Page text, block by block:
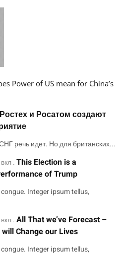
Power of US mean for China’s
Ростех и Росатом создают
речь идет. Но для британских...
вкл .This Election is a
of Trump
Integer ipsum tellus,
вкл .All That we’ve Forecast –
Change our Lives
Integer ipsum tellus,